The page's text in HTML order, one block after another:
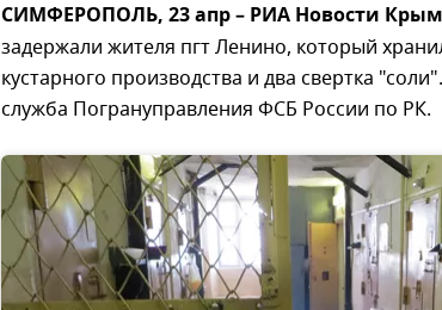
СИМФЕРОПОЛЬ, 23 апр – РИА Новости
задержали жителя пгт Ленино, который
кустарного производства и два свертка
служба Погрануправления ФСБ России по РК.